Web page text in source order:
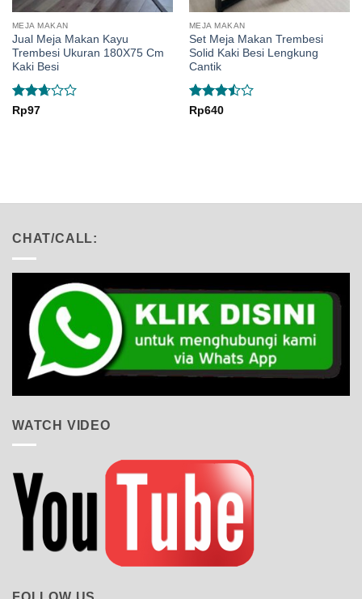
MEJA MAKAN
Jual Meja Makan Kayu
Trembesi Ukuran 180X75 Cm
Kaki Besi
Rated
Rp97
MEJA MAKAN
Set Meja Makan Trembesi
Solid Kaki Besi Lengkung
Cantik
Rated
Rp640
CHAT/CALL:
WATCH VIDEO